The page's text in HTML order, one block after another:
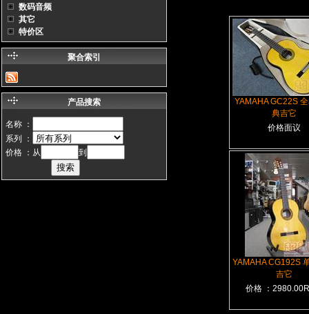
YAMAHA GC22S
典吉它
价格面议
YAMAHA CG192S
吉它
价格 ：
数码音频
其它
特价区
聚合索引
产品搜索
名称 ：
系列 ：
价格 ：从
到